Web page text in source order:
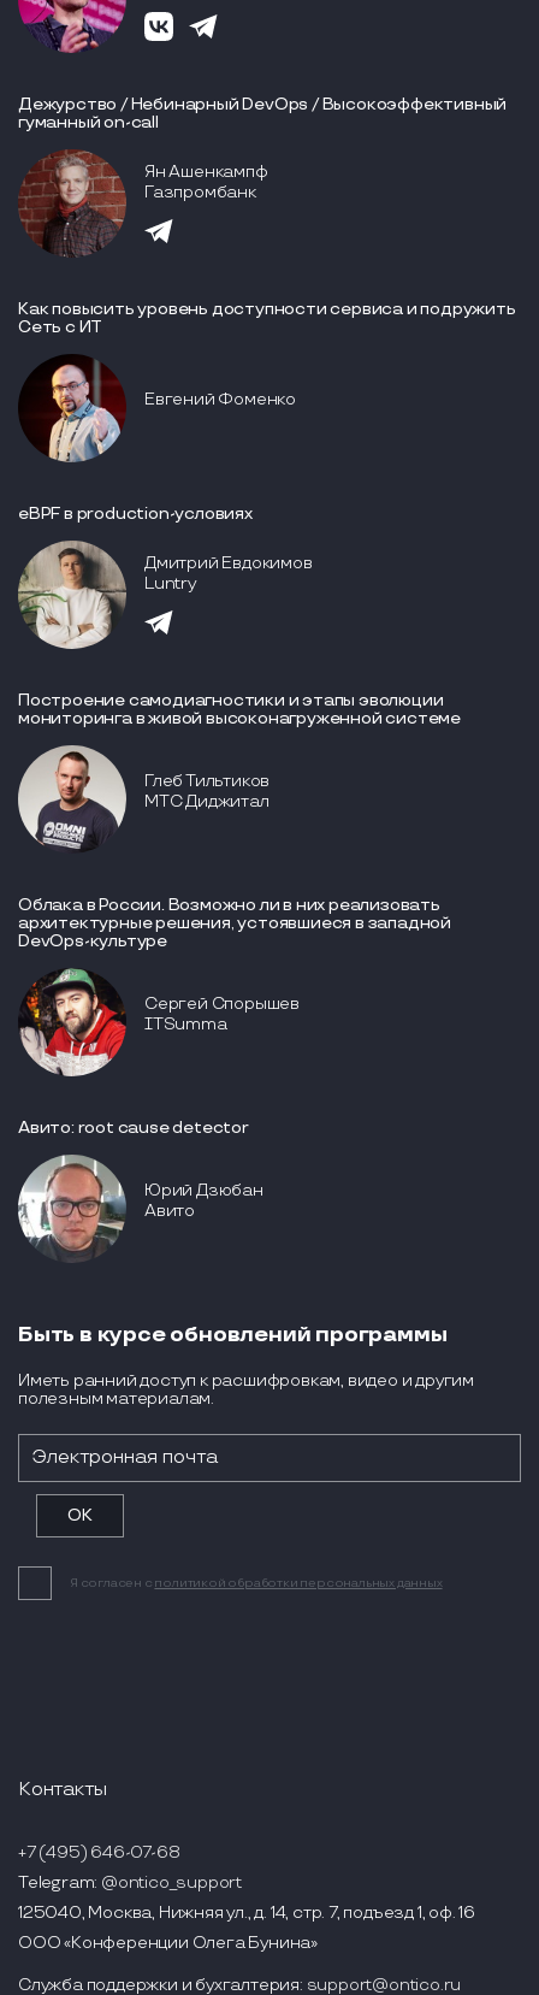
Дежурство / Небинарный DevOps / Высокоэффективный
гуманный on-call
Ян Ашенкампф
Газпромбанк
Как повысить уровень доступности сервиса и подружить
Сеть с ИТ
Евгений Фоменко
eBPF в production-условиях
Дмитрий Евдокимов
Luntry
Построение самодиагностики и этапы эволюции
мониторинга в живой высоконагруженной системе
Глеб Тильтиков
МТС Диджитал
Облака в России. Возможно ли в них реализовать
архитектурные решения, устоявшиеся в западной
DevOps-культуре
Сергей Спорышев
ITSumma
Авито: root cause detector
Юрий Дзюбан
Авито
Быть в курсе обновлений программы
Иметь ранний доступ к расшифровкам, видео и другим
полезным материалам.
Я согласен с политикой обработки персональных данных
Контакты
+7 (495) 646-07-68
Telegram: @ontico_support
125040, Москва, Нижняя ул., д. 14, стр. 7, подъезд 1, оф. 16
ООО «Конференции Олега Бунина»
Служба поддержки и бухгалтерия: support@ontico.ru